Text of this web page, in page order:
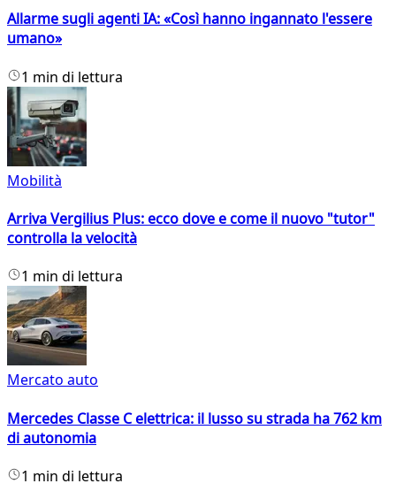
Allarme sugli agenti IA: «Così hanno ingannato l'essere
umano»
1 min di lettura
Mobilità
Arriva Vergilius Plus: ecco dove e come il nuovo "tutor"
controlla la velocità
1 min di lettura
Mercato auto
Mercedes Classe C elettrica: il lusso su strada ha 762 km
di autonomia
1 min di lettura